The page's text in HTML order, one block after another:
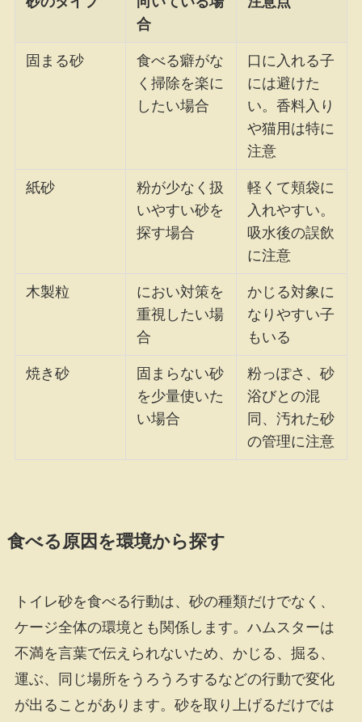
合
固まる砂
食べる癖がな
く掃除を楽に
したい場合
口に入れる子
には避けた
い。香料入り
や猫用は特に
注意
紙砂
粉が少なく扱
いやすい砂を
探す場合
軽くて頬袋に
入れやすい。
吸水後の誤飲
に注意
木製粒
におい対策を
重視したい場
合
かじる対象に
なりやすい子
もいる
焼き砂
固まらない砂
を少量使いた
い場合
粉っぽさ、砂
浴びとの混
同、汚れた砂
の管理に注意
食べる原因を環境から探す
トイレ砂を食べる行動は、砂の種類だけでなく、
ケージ全体の環境とも関係します。ハムスターは
不満を言葉で伝えられないため、かじる、掘る、
運ぶ、同じ場所をうろうろするなどの行動で変化
が出ることがあります。砂を取り上げるだけでは